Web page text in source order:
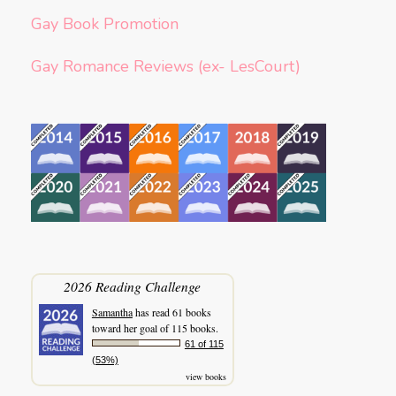
Gay Book Promotion
Gay Romance Reviews (ex- LesCourt)
2026 Reading Challenge
Samanthahas read 61 books
toward her goal of 115 books.
61 of 115
(53%)
view books